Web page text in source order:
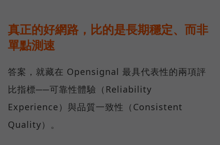
真正的好網路，比的是長期穩定、而非
單點測速
答案，就藏在 Opensignal 最具代表性的兩項評
比指標──可靠性體驗（Reliability
Experience）與品質一致性（Consistent
Quality）。